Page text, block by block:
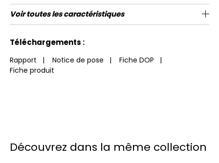
Hauteur 310 cm / 122 inches
Largeur
Totale
300 cm / 118 inches
Raccord Raccord droit
Nombre de
lés
6
Poids g/m² 147
Performance
Accoustique
aw - 0.15
Entretien Lavable
Pose colle Encollage du mur
Dépose Arrachage à sec
Norme COV A+
ASTME84 Class A
Norme
euroclass
B s1 d0
Voir toutes les caractéristiques
Téléchargements :
Rapport | Notice de pose | Fiche DOP |
Fiche produit
Découvrez dans la même collection